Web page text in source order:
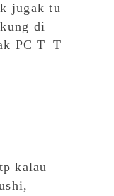
jugak tu
di
PC T_T
kalau